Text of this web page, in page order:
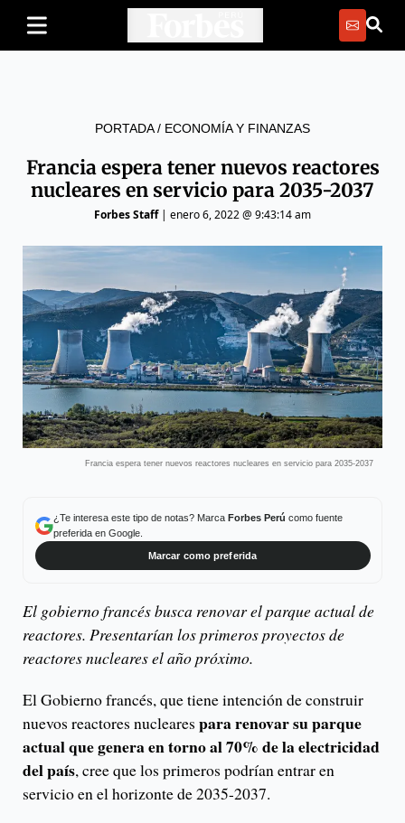
PORTADA/ ECONOMÍA Y FINANZAS
Francia espera tener nuevos reactores
nucleares en servicio para 2035-2037
Forbes Staff| enero 6, 2022 @ 9:43:14 am
Francia espera tener nuevos reactores nucleares en servicio para 2035-2037
¿Te interesa este tipo de notas? Marca Forbes Perú como fuente
preferida en Google.
Marcar como preferida
El gobierno francés busca renovar el parque actual de
reactores. Presentarían los primeros proyectos de
reactores nucleares el año próximo.
El Gobierno francés, que tiene intención de construir
nuevos reactores nucleares para renovar su parque
actual que genera en torno al 70% de la electricidad
del país, cree que los primeros podrían entrar en
servicio en el horizonte de 2035-2037.